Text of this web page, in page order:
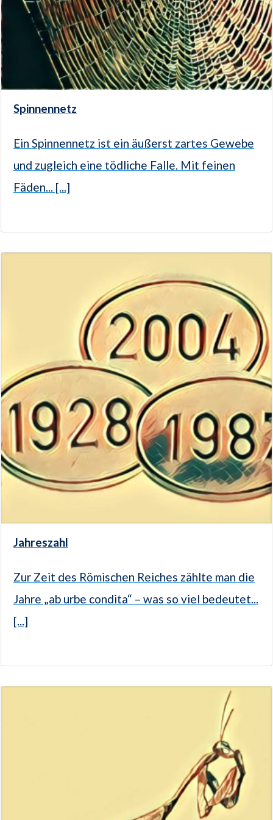
Spinnennetz
Ein Spinnennetz ist ein äußerst zartes Gewebe
und zugleich eine tödliche Falle. Mit feinen
Fäden... [...]
Jahreszahl
Zur Zeit des Römischen Reiches zählte man die
Jahre „ab urbe condita“ – was so viel bedeutet...
[...]